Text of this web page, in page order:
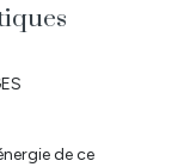
transports
commerces
le secteur Sud
de ce